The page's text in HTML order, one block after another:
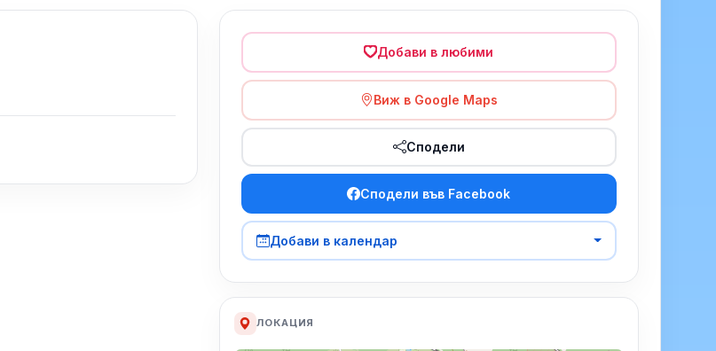
Добави в любими
Виж в Google Maps
Сподели
Сподели във Facebook
Добави в календар
ЛОКАЦИЯ